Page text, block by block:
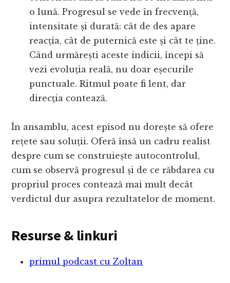
o lună. Progresul se vede în frecvență,
intensitate și durată: cât de des apare
reacția, cât de puternică este și cât te ține.
Când urmărești aceste indicii, începi să
vezi evoluția reală, nu doar eșecurile
punctuale. Ritmul poate fi lent, dar
direcția contează.
În ansamblu, acest episod nu dorește să ofere
rețete sau soluții. Oferă însă un cadru realist
despre cum se construiește autocontrolul,
cum se observă progresul și de ce răbdarea cu
propriul proces contează mai mult decât
verdictul dur asupra rezultatelor de moment.
Resurse & linkuri
primul podcast cu Zoltan